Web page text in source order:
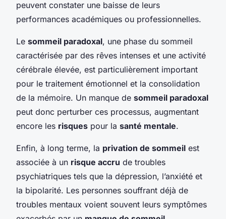
peuvent constater une baisse de leurs
performances académiques ou professionnelles.
Le sommeil paradoxal, une phase du sommeil
caractérisée par des rêves intenses et une activité
cérébrale élevée, est particulièrement important
pour le traitement émotionnel et la consolidation
de la mémoire. Un manque de sommeil paradoxal
peut donc perturber ces processus, augmentant
encore les risques pour la santé mentale.
Enfin, à long terme, la privation de sommeil est
associée à un risque accru de troubles
psychiatriques tels que la dépression, l’anxiété et
la bipolarité. Les personnes souffrant déjà de
troubles mentaux voient souvent leurs symptômes